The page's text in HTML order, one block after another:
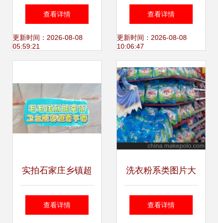
用品家居厂家并获
取批发报价
查看详情
更新时间：2026-08-08
05:59:21
仓撤店甩卖 2折起
清仓，日用品批发
正当时
查看详情
更新时间：2026-08-08
10:06:47
实拍石家庄乡镇超
市老板最爱的日用
查看详情
洗衣粉系类图片大
全 上海乐福日用品
查看详情